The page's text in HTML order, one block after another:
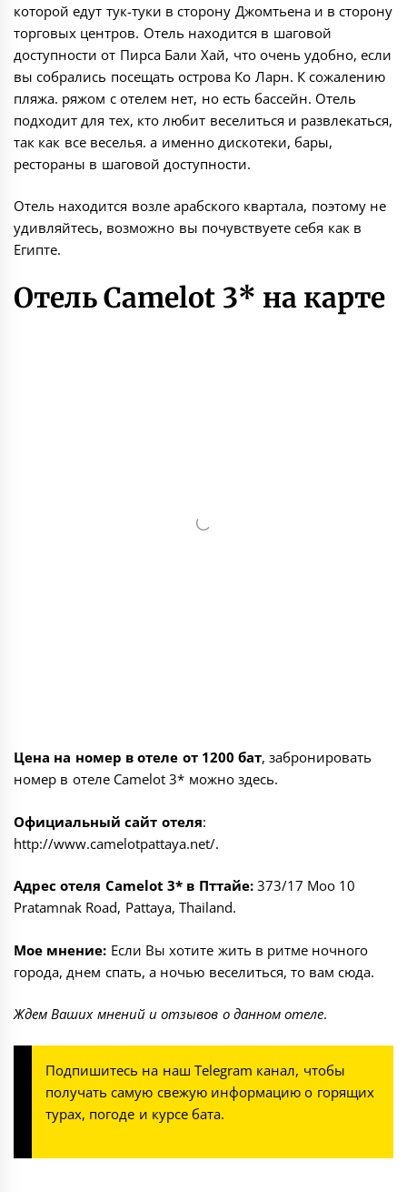
которой едут тук-туки в сторону Джомтьена и в сторону
торговых центров. Отель находится в шаговой
доступности от Пирса Бали Хай, что очень удобно, если
вы собрались посещать острова Ко Ларн. К сожалению
пляжа. ряжом с отелем нет, но есть бассейн. Отель
подходит для тех, кто любит веселиться и развлекаться,
так как все веселья. а именно дискотеки, бары,
рестораны в шаговой доступности.
Отель находится возле арабского квартала, поэтому не
удивляйтесь, возможно вы почувствуете себя как в
Египте.
Отель Camelot 3* на карте
Цена на номер в отеле от 1200 бат, забронировать
номер в отеле Camelot 3* можно здесь.
Официальный сайт отеля:
http://www.camelotpattaya.net/.
Адрес отеля Camelot 3* в Пттайе:373/17 Moo 10
Pratamnak Road, Pattaya, Thailand.
Мое мнение: Если Вы хотите жить в ритме ночного
города, днем спать, а ночью веселиться, то вам сюда.
Ждем Ваших мнений и отзывов о данном отеле.
Подпишитесь на наш Telegram канал, чтобы
получать самую свежую информацию о горящих
турах, погоде и курсе бата.